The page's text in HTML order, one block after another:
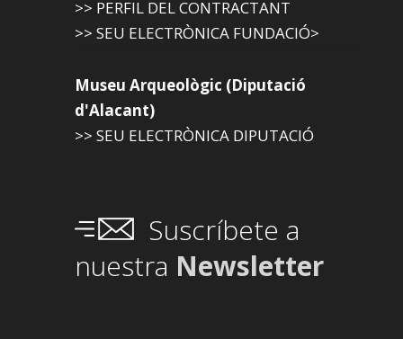
>> PERFIL DEL CONTRACTANT
>> SEU ELECTRÒNICA FUNDACIÓ>
Museu Arqueològic (Diputació
d'Alacant)
>> SEU ELECTRÒNICA DIPUTACIÓ
Suscríbete a
nuestra Newsletter